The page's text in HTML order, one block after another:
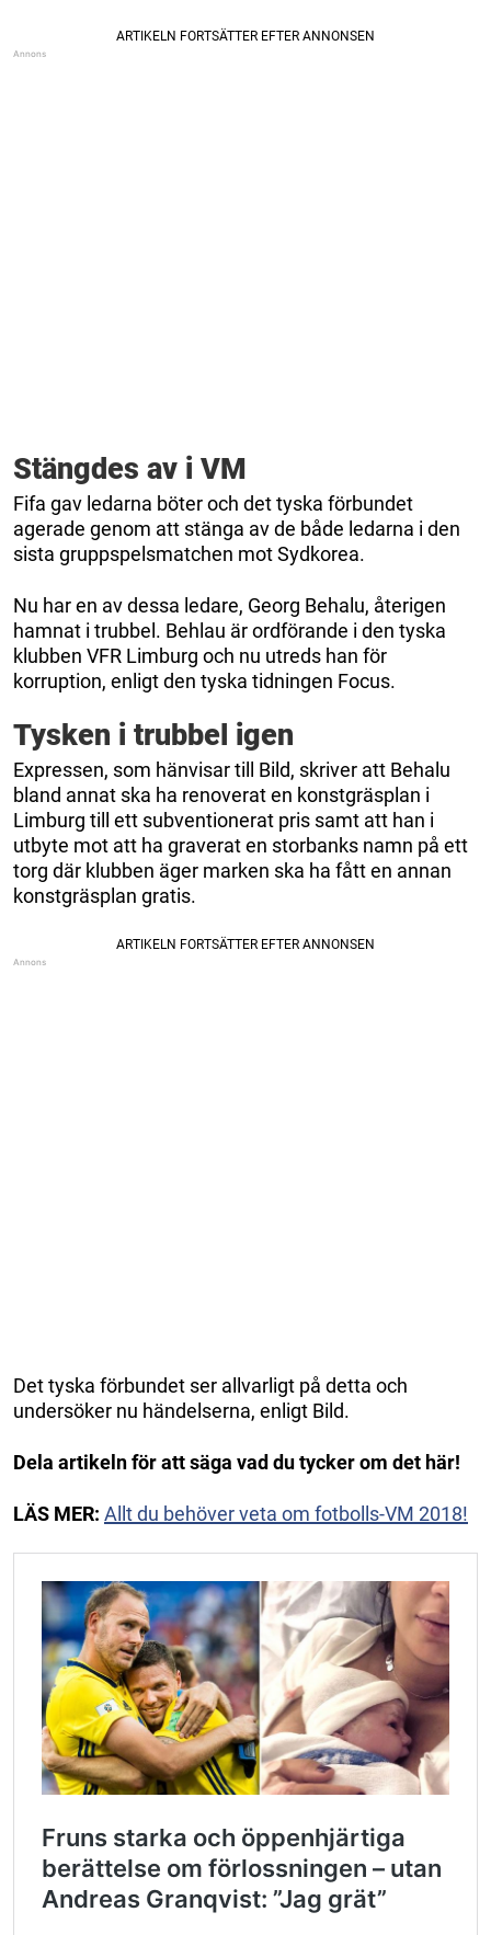
Stängdes av i VM
Fifa gav ledarna böter och det tyska förbundet
agerade genom att stänga av de både ledarna i den
sista gruppspelsmatchen mot Sydkorea.
Nu har en av dessa ledare, Georg Behalu, återigen
hamnat i trubbel. Behlau är ordförande i den tyska
klubben VFR Limburg och nu utreds han för
korruption, enligt den tyska tidningen Focus.
Tysken i trubbel igen
Expressen, som hänvisar till Bild, skriver att Behalu
bland annat ska ha renoverat en konstgräsplan i
Limburg till ett subventionerat pris samt att han i
utbyte mot att ha graverat en storbanks namn på ett
torg där klubben äger marken ska ha fått en annan
konstgräsplan gratis.
Det tyska förbundet ser allvarligt på detta och
undersöker nu händelserna, enligt Bild.
Dela artikeln för att säga vad du tycker om det här!
LÄS MER: Allt du behöver veta om fotbolls-VM 2018!